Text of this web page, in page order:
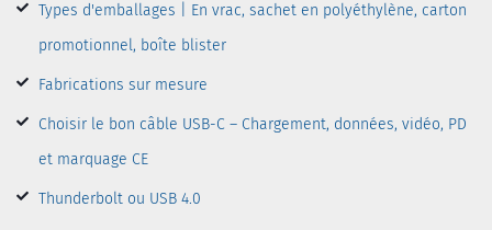
Types d'emballages | En vrac, sachet en polyéthylène, carton
promotionnel, boîte blister
Fabrications sur mesure
Choisir le bon câble USB-C – Chargement, données, vidéo, PD
et marquage CE
Thunderbolt ou USB 4.0